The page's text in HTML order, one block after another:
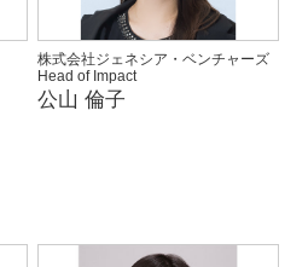
株式会社ジェネシア・ベンチャーズ
Head of Impact
公山 倫子